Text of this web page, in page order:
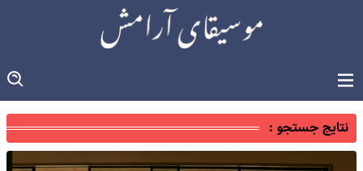
نتایج جستجو :